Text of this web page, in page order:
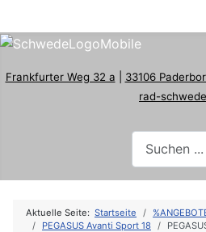
Frankfurter Weg 32 a 33106
rad-
Aktuelle Seite: Startseite
PEGASUS Avanti Sport 18